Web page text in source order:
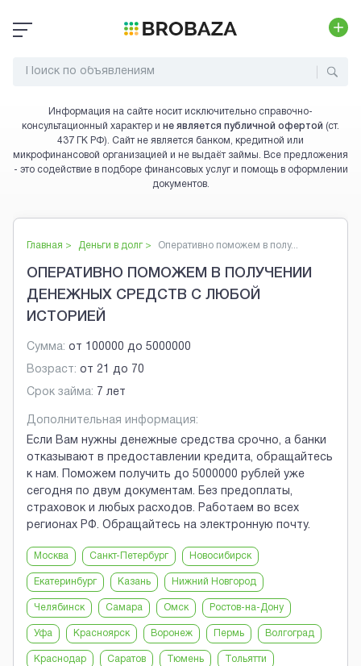
Информация на сайте носит исключительно справочно-
консультационный характер и не является публичной офертой (ст.
437 ГК РФ). Сайт не является банком, кредитной или
микрофинансовой организацией и не выдаёт займы. Все предложения
- это содействие в подборе финансовых услуг и помощь в оформлении
документов.
Главная > Деньги в долг> Оперативно поможем в полу...
ОПЕРАТИВНО ПОМОЖЕМ В ПОЛУЧЕНИИ
ДЕНЕЖНЫХ СРЕДСТВ С ЛЮБОЙ
ИСТОРИЕЙ
Сумма: от 100000 до 5000000
Возраст: от 21 до 70
Срок займа: 7 лет
Дополнительная информация:
Если Вам нужны денежные средства срочно, а банки
отказывают в предоставлении кредита, обращайтесь
к нам. Поможем получить до 5000000 рублей уже
сегодня по двум документам. Без предоплаты,
страховок и любых расходов. Работаем во всех
регионах РФ. Обращайтесь на электронную почту.
Москва Санкт-Петербург Новосибирск
Екатеринбург Казань Нижний Новгород
Челябинск Самара Омск Ростов-на-Дону
Уфа Красноярск Воронеж Пермь Волгоград
Краснодар Саратов Тюмень Тольятти